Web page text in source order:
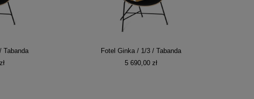
Tabanda
Fotel Ginka / 1/3 / Tabanda
5 690,00 zł